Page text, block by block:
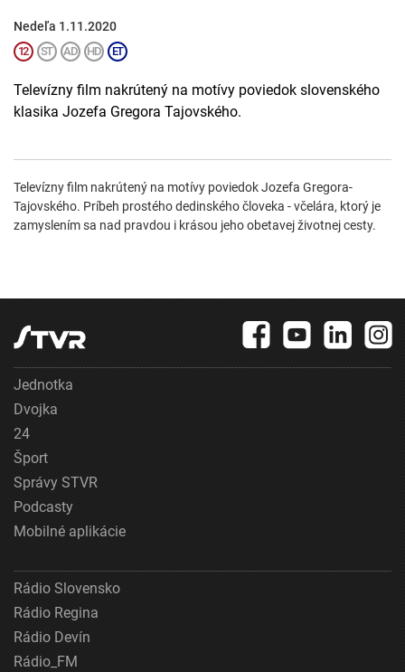
Nedeľa 1.11.2020
Televízny film nakrútený na motívy poviedok slovenského
klasika Jozefa Gregora Tajovského.
Televízny film nakrútený na motívy poviedok Jozefa Gregora-
Tajovského. Príbeh prostého dedinského človeka - včelára, ktorý je
zamyslením sa nad pravdou i krásou jeho obetavej životnej cesty.
Jednotka
Dvojka
24
Šport
Správy STVR
Podcasty
Mobilné aplikácie
Rádio Slovensko
Rádio Regina
Rádio Devín
Rádio_FM